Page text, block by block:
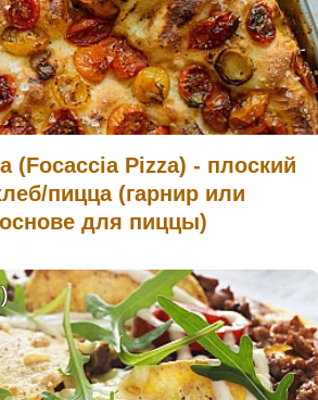
(Focaccia Pizza) - плоский
пицца (гарнир или
для пиццы)